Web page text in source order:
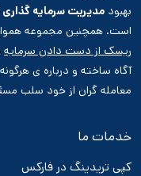
بهبود مدیریت سرمایه گذاری
است. همچنین مجموعه همواره
ریسک از دست دادن سرمایه
آگاه ساخته و درباره ی
معامله گران از خود سلب
خدمات ما
کپی تریدینگ در فارکس